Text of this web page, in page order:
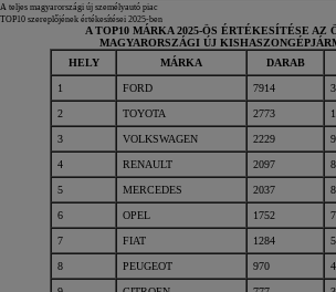
A teljes magyarországi új személyautó piac
TOP10 szereplőjének értékesítései 2025-ben
A TOP10 MÁRKA 2025-ÖS ÉRTÉKESÍTÉSE AZ
MAGYARORSZÁGI ÚJ
HELY
MÁRKA DARAB
1 FORD 7914
2 TOYOTA 2773
3 VOLKSWAGEN 2229
4 RENAULT 2097
5 MERCEDES 2037
6 OPEL 1752
7 FIAT 1284
8 PEUGEOT 970